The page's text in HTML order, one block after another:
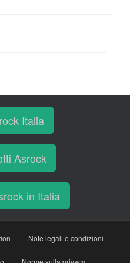
Italia
Asrock
in Italia
Note legali e condizioni